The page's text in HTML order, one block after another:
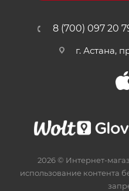
8 (700) 097 20
г. Астана,
2026 © Интернет-
использование контента